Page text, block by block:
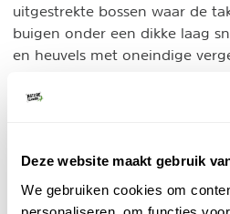
Deze website maakt gebruik
We gebruiken cookies om
uitgestrekte bossen waar de
buigen onder een dikke laag
en heuvels met oneindige
Unieke ervaringen